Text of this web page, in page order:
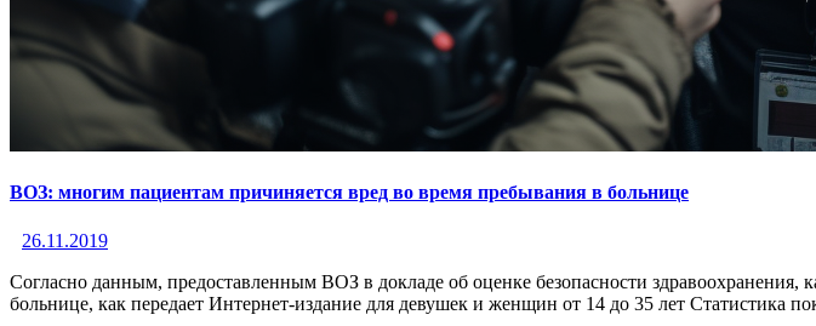
ВОЗ: многим пациентам причиняется вред во время пребывания в больнице
26.11.2019
Согласно данным, предоставленным ВОЗ в докладе об оценке безопасности
больнице, как передает Интернет-издание для девушек и женщин от 14 до 35 лет Статистика